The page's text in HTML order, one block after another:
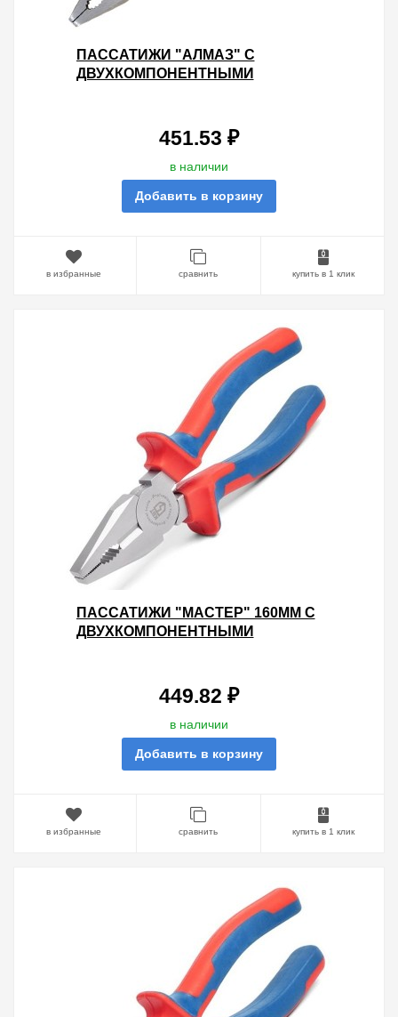
ПАССАТИЖИ "АЛМАЗ" С
ДВУХКОМПОНЕНТНЫМИ
451.53 ₽
в наличии
Добавить в корзину
в избранные сравнить купить в 1 клик
ПАССАТИЖИ "МАСТЕР" 160ММ С
ДВУХКОМПОНЕНТНЫМИ
449.82 ₽
в наличии
Добавить в корзину
в избранные сравнить купить в 1 клик